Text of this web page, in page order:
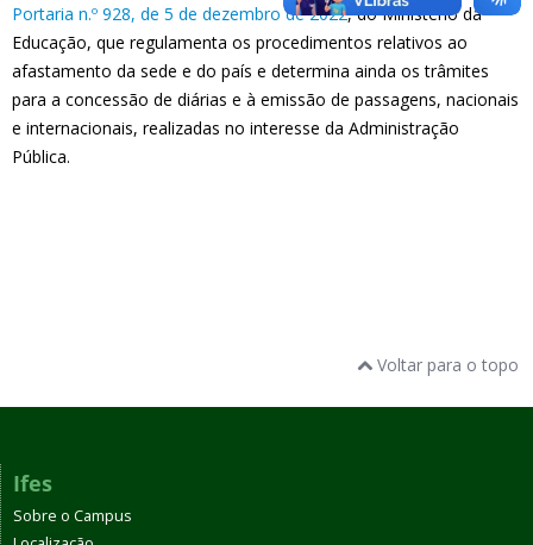
Portaria n.º 928, de 5 de dezembro de 2022, do Ministério da
Educação, que regulamenta os procedimentos relativos ao
afastamento da sede e do país e determina ainda os trâmites
para a concessão de diárias e à emissão de passagens, nacionais
e internacionais, realizadas no interesse da Administração
Pública.
Voltar para o topo
Ifes
Sobre o Campus